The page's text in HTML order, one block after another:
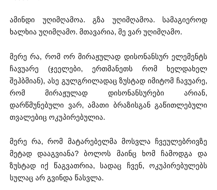
ამინდი უღიმღამოა. გზა უღიმღამოა. სამაგიეროდ
ხალხია უღიმღამო. მთავარია, მე ვარ უღიმღამო.
მერე რა, რომ ორ მირაჟულად დისონანსურ ელემენტს
ჩავუარე (ჯეელები, ერთმანეთს რომ ხელდახელ
შეჰბმიან), ასე გულგრილადაც ზუსტად იმიტომ ჩავუარე,
რომ მირაჟულად დისონანსურები არიან,
დარწმუნებული ვარ, ამათი ბრაზისგან გაწითლებული
თვალებიც ოკუპირებულია.
მერე რა, რომ მატარებელმა მოსვლა ჩვეულებრივზე
მეტად დააგვიანა? ბოლოს მაინც ხომ ჩამოდგა და
ზუსტად იქ წაგვათრია, სადაც ჩვენ, ოკუპირებულებს
სულაც არ გვინდა წასვლა.